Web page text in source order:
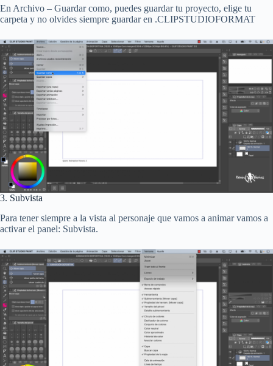
En Archivo – Guardar como, puedes guardar tu proyecto, elige tu
carpeta y no olvides siempre guardar en .CLIPSTUDIOFORMAT
3. Subvista
Para tener siempre a la vista al personaje que vamos a animar vamos a
activar el panel: Subvista.